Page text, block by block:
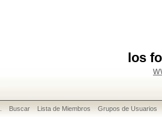
los
Buscar Lista de Miembros Grupos de Usuarios